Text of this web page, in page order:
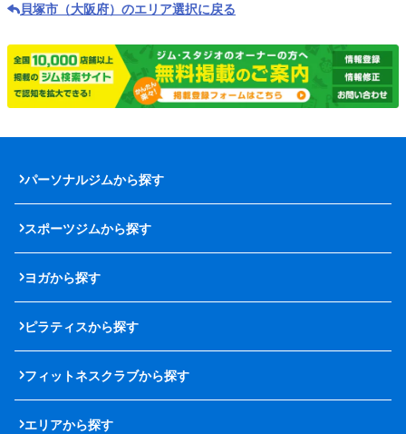
貝塚市（大阪府）のエリア選択に戻る
パーソナルジムから探す
スポーツジムから探す
ヨガから探す
ピラティスから探す
フィットネスクラブから探す
エリアから探す